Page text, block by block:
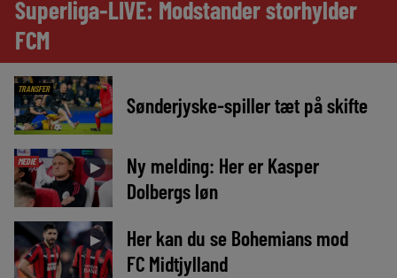
Superliga-LIVE: Modstander storhylder
FCM
TRANSFER
Sønderjyske-spiller tæt på skifte
MEDIE ►
Ny melding: Her er Kasper
Dolbergs løn
►
Her kan du se Bohemians mod
FC Midtjylland